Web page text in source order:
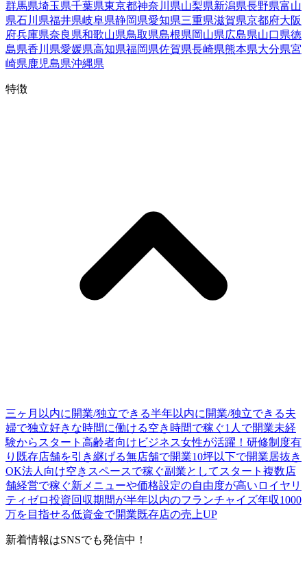
群馬県埼玉県千葉県東京都神奈川県山梨県新潟県長野県富山
県石川県福井県岐阜県静岡県愛知県三重県滋賀県京都府大阪
府兵庫県奈良県和歌山県鳥取県島根県岡山県広島県山口県徳
島県香川県愛媛県高知県福岡県佐賀県長崎県熊本県大分県宮
崎県鹿児島県沖縄県
特徴
三ヶ月以内に開業/独立できる半年以内に開業/独立できる夫
婦で独立好きな時間に働ける空き時間で稼ぐ1人で開業未経
験からスタート 高齢者向けビジネス女性が活躍！ 研修制度有
り 既存店舗を引き継げる無店舗で開業10坪以下で開業居抜き
OK法人向け空きスペースで稼ぐ副業としてスタート 複数店
舗経営で稼ぐ新メニューや価格設定の自由度が高い ロイヤリ
ティゼロ投資回収期間が半年以内のフランチャイズ年収1000
万を目指せる低資金で開業既存店の売上UP
新着情報はSNSでも発信中！